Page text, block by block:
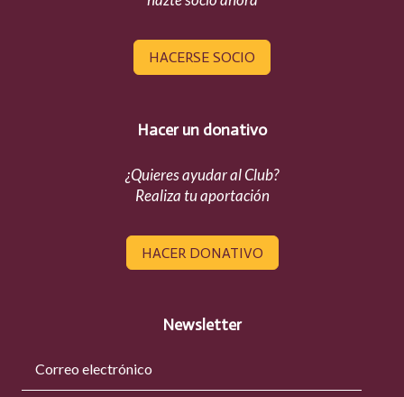
HACERSE SOCIO
Hacer un donativo
¿Quieres ayudar al Club?
Realiza tu aportación
HACER DONATIVO
Newsletter